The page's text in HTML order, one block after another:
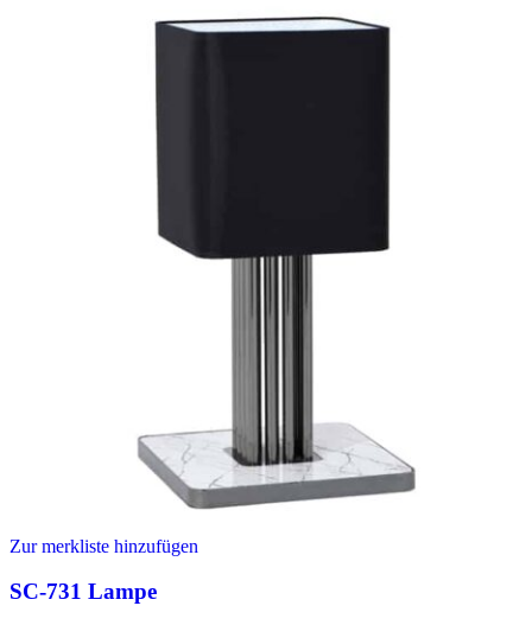
Zur merkliste hinzufügen
SC-731 Lampe